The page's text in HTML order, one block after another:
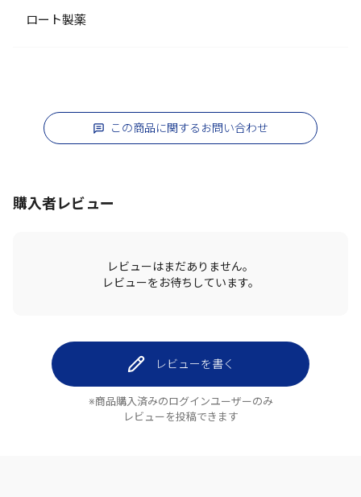
ロート製薬
この商品に関するお問い合わせ
購入者レビュー
レビューはまだありません。
レビューをお待ちしています。
レビューを書く
※商品購入済みのログインユーザーのみ
レビューを投稿できます